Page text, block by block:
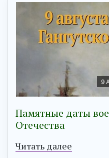
9
Памятные даты
Отечества
Читать далее